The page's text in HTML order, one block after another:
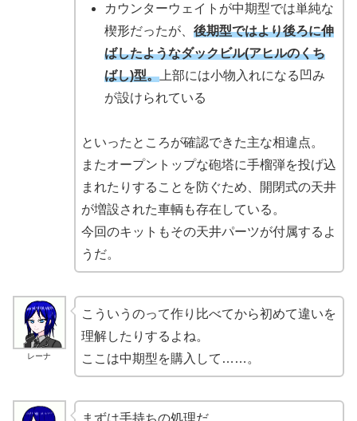
カウンターウェイトが中期型では単純な
楔形だったが、 後期型ではより後ろに伸
ばしたようなダックビル(アヒルのくち
ばし)型。上部には小物入れになる凹み
が設けられている
といったところが確認できた主な相違点。
またオープントップな砲塔に手榴弾を投げ込
まれたりすることを防ぐため、開閉式の天井
が増設された車輌も存在している。
今回のキットもその天井パーツが付属するよ
うだ。
レーナ
こういうのって作り比べてから初めて違いを
理解したりするよね。
ここは中期型を購入して……。
まずは手持ちの処理だ。